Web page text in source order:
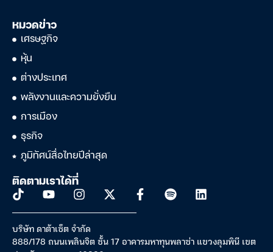
หมวดข่าว
เศรษฐกิจ
หุ้น
ต่างประเทศ
พลังงานและความยั่งยืน
การเมือง
ธุรกิจ
ภูมิทัศน์สื่อไทยปีล่าสุด
ติดตามเราได้ที่
บริษัท ดาต้าเซ็ต จำกัด
888/178 ถนนเพลินจิต ชั้น 17 อาคารมหาทุนพลาซ่า แขวงลุมพินี เขต